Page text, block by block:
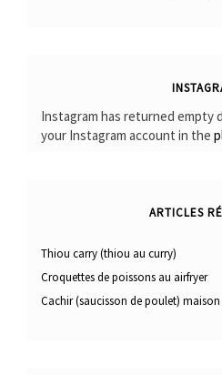
Instagram has returned empty
your Instagram account in the
ARTICLES
Thiou carry (thiou au curry)
Croquettes de poissons au airfryer
Cachir (saucisson de poulet) maison